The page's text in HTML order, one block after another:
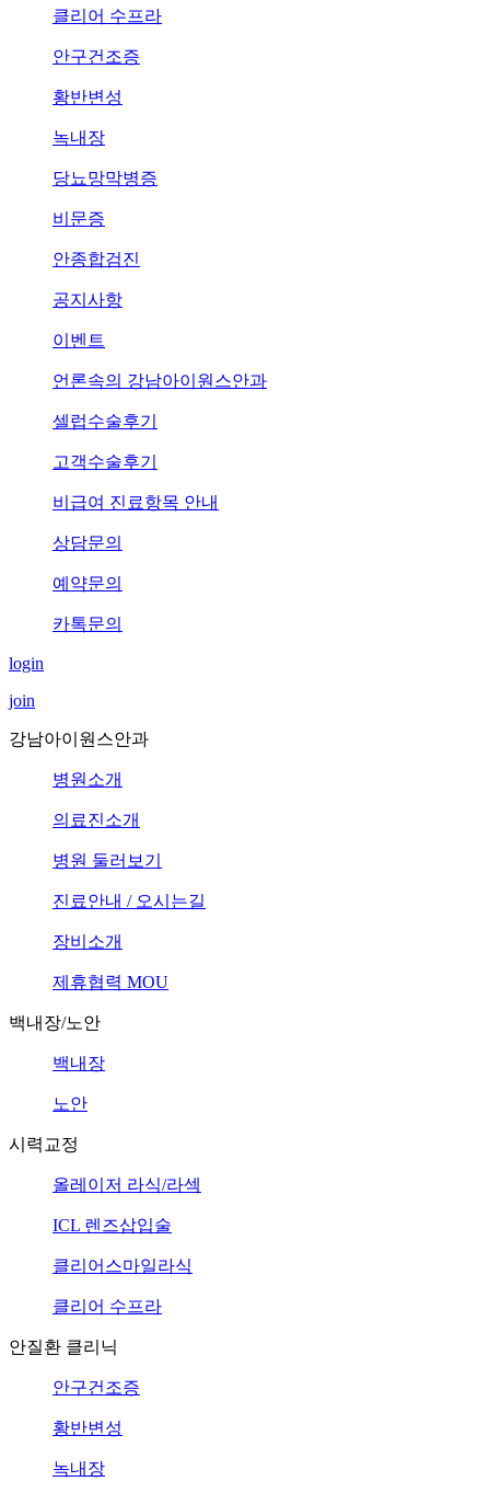
클리어 수프라
안구건조증
황반변성
녹내장
당뇨망막병증
비문증
안종합검진
공지사항
이벤트
언론속의 강남아이원스안과
셀럽수술후기
고객수술후기
비급여 진료항목 안내
상담문의
예약문의
카톡문의
login
join
강남아이원스안과
병원소개
의료진소개
병원 둘러보기
진료안내 / 오시는길
장비소개
제휴협력 MOU
백내장/노안
백내장
노안
시력교정
올레이저 라식/라섹
ICL 렌즈삽입술
클리어스마일라식
클리어 수프라
안질환 클리닉
안구건조증
황반변성
녹내장